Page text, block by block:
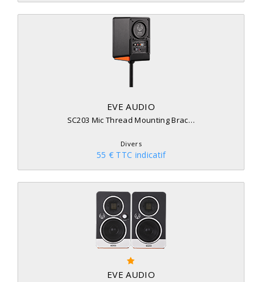
EVE AUDIO
SC203 Mic Thread Mounting Brac…
Divers
55 € TTC indicatif
EVE AUDIO